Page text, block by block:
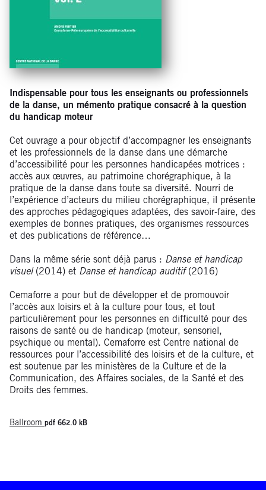
Indispensable pour tous les enseignants ou professionnels
de la danse, un mémento pratique consacré à la question
du handicap moteur
Cet ouvrage a pour objectif d’accompagner les enseignants
et les professionnels de la danse dans une démarche
d’accessibilité pour les personnes handicapées motrices :
accès aux œuvres, au patrimoine chorégraphique, à la
pratique de la danse dans toute sa diversité. Nourri de
l’expérience d’acteurs du milieu chorégraphique, il présente
des approches pédagogiques adaptées, des savoir-faire, des
exemples de bonnes pratiques, des organismes ressources
et des publications de référence…
Dans la même série sont déjà parus : Danse et handicap
visuel(2014) et Danse et handicap auditif(2016)
Cemaforre a pour but de développer et de promouvoir
l’accès aux loisirs et à la culture pour tous, et tout
particulièrement pour les personnes en difficulté pour des
raisons de santé ou de handicap (moteur, sensoriel,
psychique ou mental). Cemaforre est Centre national de
ressources pour l’accessibilité des loisirs et de la culture, et
est soutenue par les ministères de la Culture et de la
Communication, des Affaires sociales, de la Santé et des
Droits des femmes.
Ballroom pdf 662.0 kB